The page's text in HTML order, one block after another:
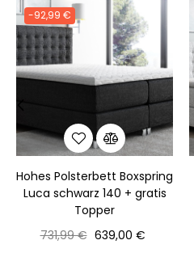
-92,99 €
Hohes Polsterbett Boxspring
Luca schwarz 140 + gratis
Topper
Normaler
731,99 € Preis
639,00 €
‹